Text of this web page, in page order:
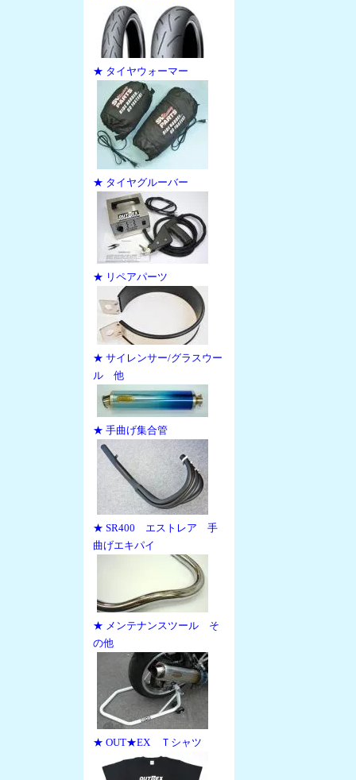
★ タイヤウォーマー
★ タイヤグルーバー
★ リペアパーツ
★ サイレンサー/グラスウー
ル 他
★ 手曲げ集合管
★ SR400 エストレア 手
曲げエキパイ
★ メンテナンスツール そ
の他
★ OUT★EX Ｔシャツ